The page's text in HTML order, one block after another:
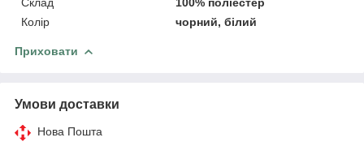
Колір
чорний, білий
Приховати
Умови доставки
Нова Пошта